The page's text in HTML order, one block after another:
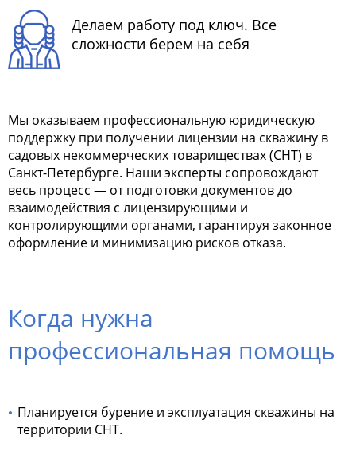
Делаем работу под ключ. Все
сложности берем на себя
Мы оказываем профессиональную юридическую
поддержку при получении лицензии на скважину в
садовых некоммерческих товариществах (СНТ) в
Санкт-Петербурге. Наши эксперты сопровождают
весь процесс — от подготовки документов до
взаимодействия с лицензирующими и
контролирующими органами, гарантируя законное
оформление и минимизацию рисков отказа.
Когда нужна
профессиональная помощь
Планируется бурение и эксплуатация скважины на
территории СНТ.